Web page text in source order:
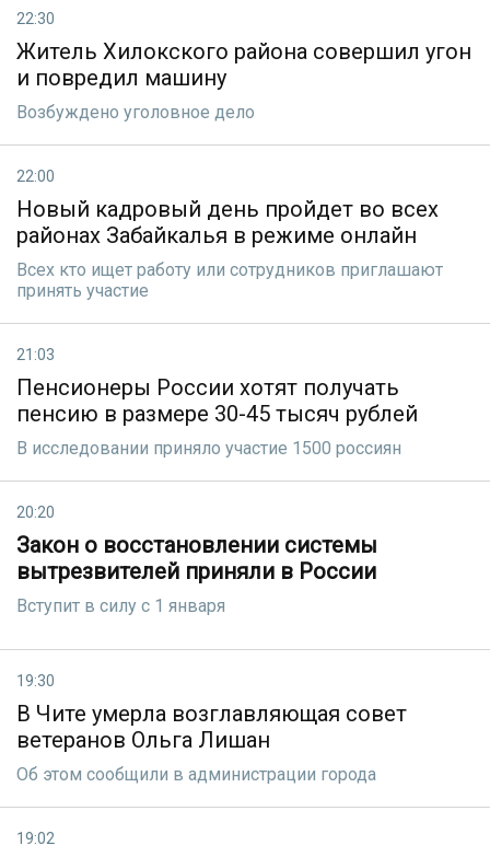
22:30
Житель Хилокского района совершил угон
и повредил машину
Возбуждено уголовное дело
22:00
Новый кадровый день пройдет во всех
районах Забайкалья в режиме онлайн
Всех кто ищет работу или сотрудников приглашают
принять участие
21:03
Пенсионеры России хотят получать
пенсию в размере 30-45 тысяч рублей
В исследовании приняло участие 1500 россиян
20:20
Закон о восстановлении системы
вытрезвителей приняли в России
Вступит в силу с 1 января
19:30
В Чите умерла возглавляющая совет
ветеранов Ольга Лишан
Об этом сообщили в администрации города
19:02